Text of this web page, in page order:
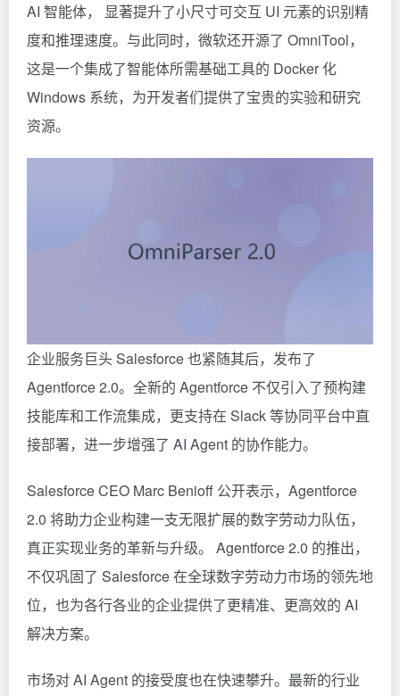
AI 智能体， 显著提升了小尺寸可交互 UI 元素的识别精
度和推理速度。与此同时，微软还开源了 OmniTool，
这是一个集成了智能体所需基础工具的 Docker 化
Windows 系统，为开发者们提供了宝贵的实验和研究
资源。
企业服务巨头 Salesforce 也紧随其后，发布了
Agentforce 2.0。全新的 Agentforce 不仅引入了预构建
技能库和工作流集成，更支持在 Slack 等协同平台中直
接部署，进一步增强了 AI Agent 的协作能力。
Salesforce CEO Marc Benioff 公开表示，Agentforce
2.0 将助力企业构建一支无限扩展的数字劳动力队伍，
真正实现业务的革新与升级。 Agentforce 2.0 的推出，
不仅巩固了 Salesforce 在全球数字劳动力市场的领先地
位，也为各行各业的企业提供了更精准、更高效的 AI
解决方案。
市场对 AI Agent 的接受度也在快速攀升。最新的行业